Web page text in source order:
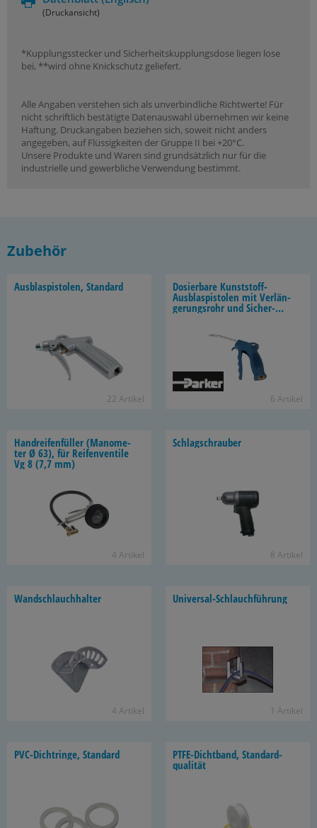
(Druckansicht)
*Kupplungsstecker und Sicherheitskupplungsdose liegen lose
bei, **wird ohne Knickschutz geliefert.
Alle Angaben verstehen sich als unverbindliche Richtwerte! Für
nicht schriftlich bestätigte Datenauswahl übernehmen wir keine
Haftung. Druckangaben beziehen sich, soweit nicht anders
angegeben, auf Flüssigkeiten der Gruppe II bei +20°C.
Unsere Produkte und Waren sind grundsätzlich nur für die
industrielle und gewerbliche Verwendung bestimmt.
Zubehör
Aus­blas­pis­to­len, Stan­dard
22 Ar­ti­kel
Do­sier­ba­re Kunststoff-​
Ausblaspistolen mit Ver­län­
ge­rungs­rohr und Si­cher­
6 Ar­ti­kel
Hand­rei­fen­fül­ler (Ma­no­me­
ter Ø 63), für Rei­fen­ven­ti­le
Vg 8 (7,7 mm)
4 Ar­ti­kel
Schlag­schrau­ber
8 Ar­ti­kel
Wand­schlauch­hal­ter
4 Ar­ti­kel
Universal-​Schlauchführung
1 Ar­ti­kel
PVC-​Dichtringe, Stan­dard PTFE-​Dichtband, Stan­dard­
qua­li­tät